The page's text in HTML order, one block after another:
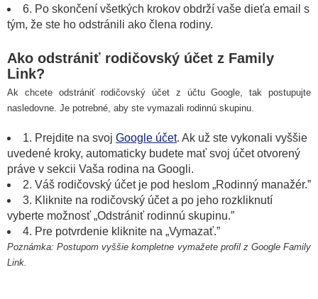
6. Po skončení všetkých krokov obdrží vaše dieťa email s
tým, že ste ho odstránili ako člena rodiny.
Ako odstrániť rodičovský účet z Family
Link?
Ak chcete odstrániť rodičovský účet z účtu Google, tak postupujte
nasledovne. Je potrebné, aby ste vymazali rodinnú skupinu.
1. Prejdite na svoj Google účet. Ak už ste vykonali vyššie
uvedené kroky, automaticky budete mať svoj účet otvorený
práve v sekcii Vaša rodina na Googli.
2. Váš rodičovský účet je pod heslom „Rodinný manažér.”
3. Kliknite na rodičovský účet a po jeho rozkliknutí
vyberte možnosť „Odstrániť rodinnú skupinu.”
4. Pre potvrdenie kliknite na „Vymazať.”
Poznámka: Postupom vyššie kompletne vymažete profil z Google Family
Link.